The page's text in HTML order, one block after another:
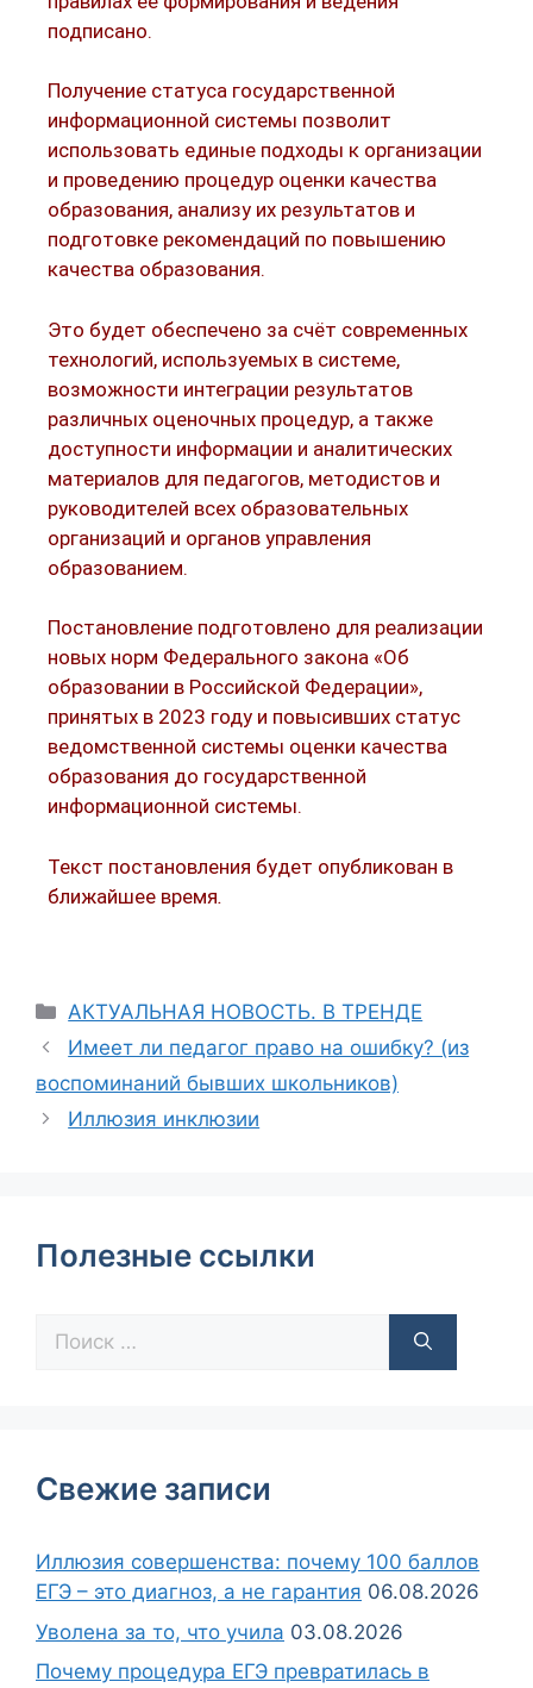
подписано.
Получение статуса государственной
информационной системы позволит
использовать единые подходы к организации
и проведению процедур оценки качества
образования, анализу их результатов и
подготовке рекомендаций по повышению
качества образования.
Это будет обеспечено за счёт современных
технологий, используемых в системе,
возможности интеграции результатов
различных оценочных процедур, а также
доступности информации и аналитических
материалов для педагогов, методистов и
руководителей всех образовательных
организаций и органов управления
образованием.
Постановление подготовлено для реализации
новых норм Федерального закона «Об
образовании в Российской Федерации»,
принятых в 2023 году и повысивших статус
ведомственной системы оценки качества
образования до государственной
информационной системы.
Текст постановления будет опубликован в
ближайшее время.
АКТУАЛЬНАЯ НОВОСТЬ. В ТРЕНДЕ
Имеет ли педагог право на ошибку? (из
воспоминаний бывших школьников)
Иллюзия инклюзии
Полезные ссылки
Свежие записи
Иллюзия совершенства: почему 100 баллов
ЕГЭ – это диагноз, а не гарантия 06.08.2026
Уволена за то, что учила 03.08.2026
Почему процедура ЕГЭ превратилась в